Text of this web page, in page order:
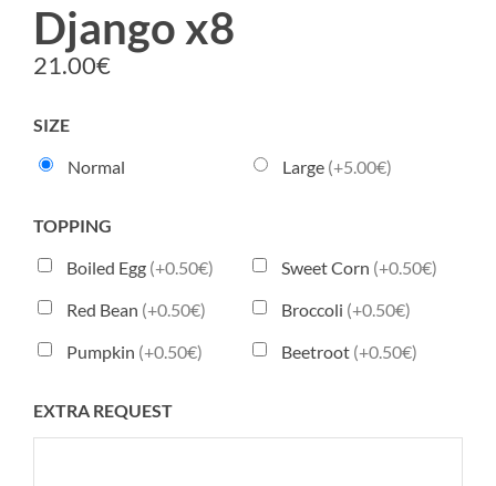
Django x8
21.00€
SIZE
Normal
Large (+5.00€)
TOPPING
Boiled Egg (+0.50€) Sweet Corn (+0.50€)
Red Bean (+0.50€) Broccoli (+0.50€)
Pumpkin (+0.50€) Beetroot (+0.50€)
EXTRA REQUEST